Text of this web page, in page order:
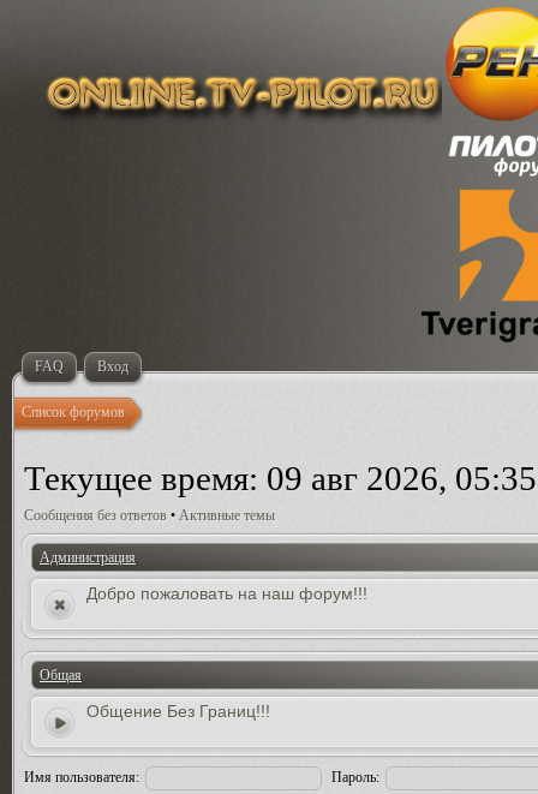
FAQ Вход
Список форумов
Текущее время: 09 авг 2026, 05:35
Сообщения без ответов • Активные темы
Администрация
Добро пожаловать на наш форум!!!
Общая
Общение Без Границ!!!
Имя пользователя: Пароль: